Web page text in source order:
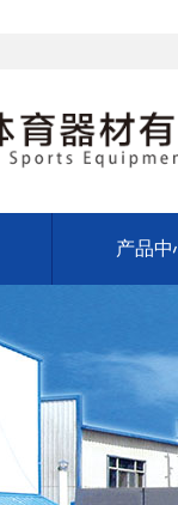
产品中